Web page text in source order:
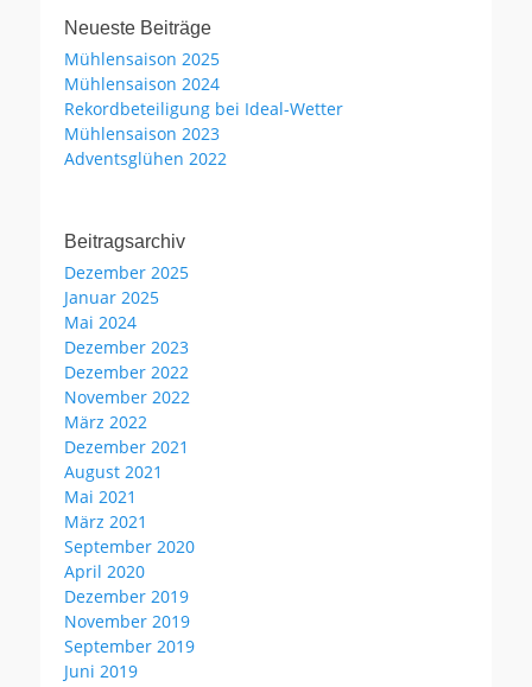
Neueste Beiträge
Mühlensaison 2025
Mühlensaison 2024
Rekordbeteiligung bei Ideal-Wetter
Mühlensaison 2023
Adventsglühen 2022
Beitragsarchiv
Dezember 2025
Januar 2025
Mai 2024
Dezember 2023
Dezember 2022
November 2022
März 2022
Dezember 2021
August 2021
Mai 2021
März 2021
September 2020
April 2020
Dezember 2019
November 2019
September 2019
Juni 2019